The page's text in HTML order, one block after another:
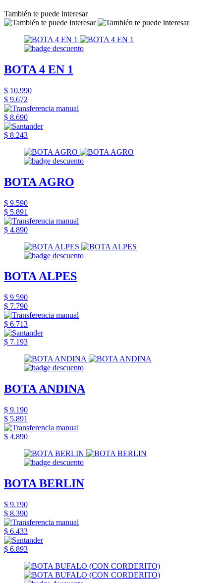
También te puede interesar
BOTA 4 EN 1
$ 10.990
$ 9.672
$ 8.690
$ 8.243
BOTA AGRO
$ 9.590
$ 5.891
$ 4.890
BOTA ALPES
$ 9.590
$ 7.790
$ 6.713
$ 7.193
BOTA ANDINA
$ 9.190
$ 5.891
$ 4.890
BOTA BERLIN
$ 9.190
$ 8.390
$ 6.433
$ 6.893